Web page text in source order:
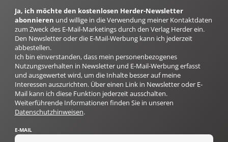
Ja, ich möchte den kostenlosen Herder-Newsletter
abonnieren und willige in die Verwendung meiner Kontaktdaten
zum Zweck des E-Mail-Marketings durch den Verlag Herder ein.
Den Newsletter oder die E-Mail-Werbung kann ich jederzeit
abbestellen.
Ich bin einverstanden, dass mein personenbezogenes
Nutzungsverhalten in Newsletter und E-Mail-Werbung erfasst
und ausgewertet wird, um die Inhalte besser auf meine
Interessen auszurichten. Über einen Link in Newsletter oder E-
Mail kann ich diese Funktion jederzeit ausschalten.
Weiterführende Informationen finden Sie in unseren
Datenschutzhinweisen.
E-MAIL